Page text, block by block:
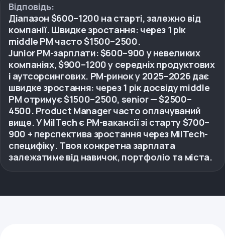
Відповідь:
Діапазон $600–1200 на старті, залежно від
компанії. Швидке зростання: через 1 рік
middle PM часто $1500–2500.
Junior PM-зарплати: $600–900 у невеликих
компаніях, $900–1200 у середніх продуктових
і аутсорсингових. PM-ринок у 2025–2026 дає
швидке зростання: через 1 рік досвіду middle
PM отримує $1500–2500, senior — $2500–
4500. Product Manager часто оплачуваний
вище. У MilTech є PM-вакансії зі старту $700–
900 + перспектива зростання через MilTech-
специфіку. Твоя конкретна зарплата
залежатиме від навичок, портфоліо та міста.